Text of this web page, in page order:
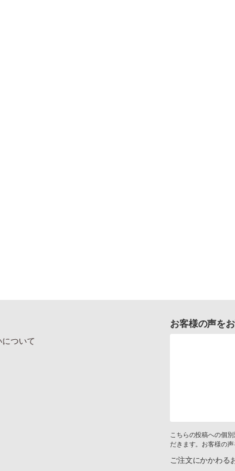
ついて
お客様の声を
こちらの投稿への個
だきます。お客様の
ご注文にかかわる